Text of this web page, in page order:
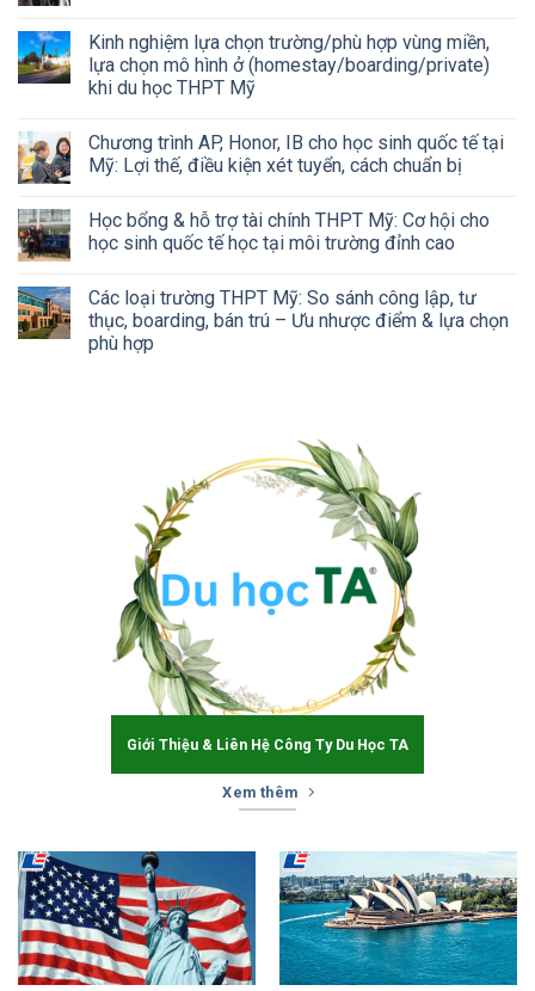
Kinh nghiệm lựa chọn trường/phù hợp vùng miền,
lựa chọn mô hình ở (homestay/boarding/private)
khi du học THPT Mỹ
Chương trình AP, Honor, IB cho học sinh quốc tế tại
Mỹ: Lợi thế, điều kiện xét tuyển, cách chuẩn bị
Học bổng & hỗ trợ tài chính THPT Mỹ: Cơ hội cho
học sinh quốc tế học tại môi trường đỉnh cao
Các loại trường THPT Mỹ: So sánh công lập, tư
thục, boarding, bán trú – Ưu nhược điểm & lựa chọn
phù hợp
Giới Thiệu & Liên Hệ Công Ty Du Học TA
Xem thêm